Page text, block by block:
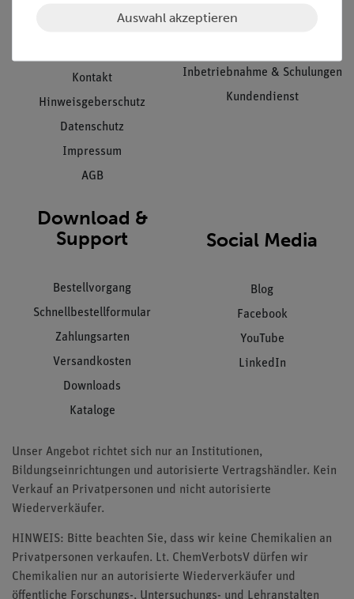
Kontakt
Hinweisgeberschutz
Datenschutz
Impressum
AGB
Inbetriebnahme & Schulungen
Kundendienst
Download &
Support
Bestellvorgang
Schnellbestellformular
Zahlungsarten
Versandkosten
Downloads
Kataloge
Social Media
Blog
Facebook
YouTube
LinkedIn
Unser Angebot richtet sich nur an Institutionen,
Bildungseinrichtungen und autorisierte Vertragshändler. Kein
Verkauf an Privatpersonen und nicht autorisierte
Wiederverkäufer.
HINWEIS: Bitte beachten Sie, dass wir keine Chemikalien an
Privatpersonen verkaufen. Lt. ChemVerbotsV dürfen wir
Chemikalien nur an autorisierte Wiederverkäufer und
öffentliche Forschungs-, Untersuchungs- und Lehranstalten
Auswahl akzeptieren